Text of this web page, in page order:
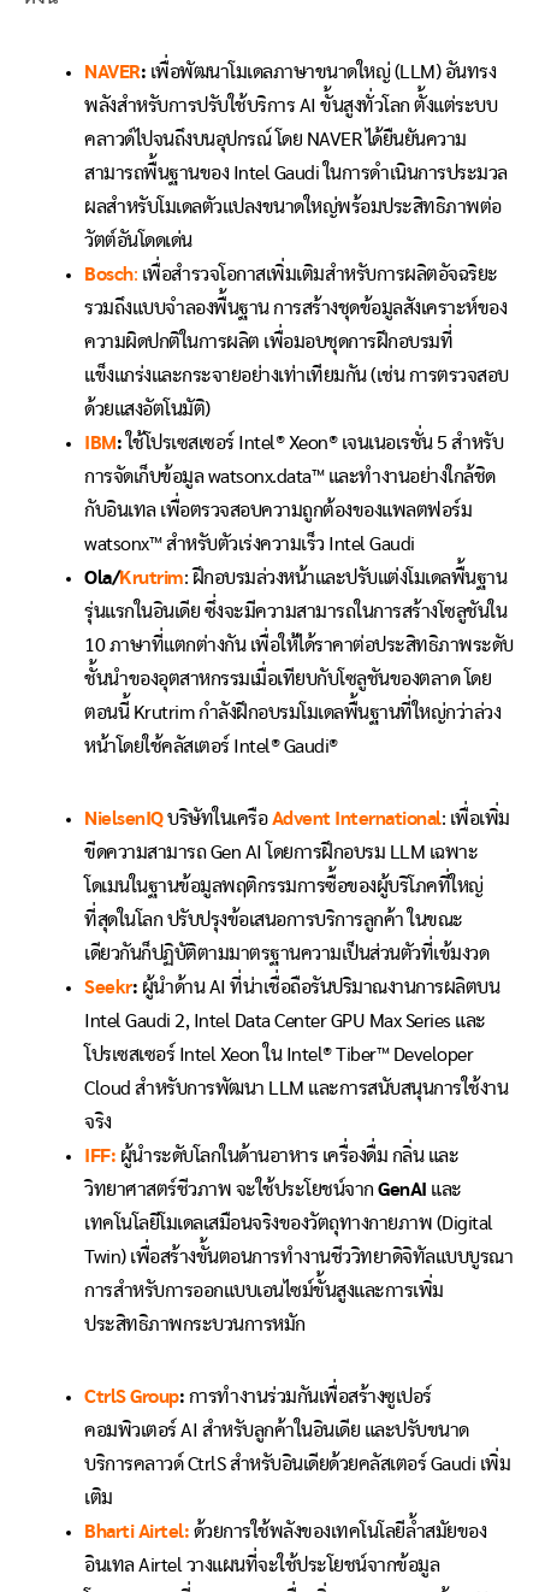
NAVER: เพื่อพัฒนาโมเดลภาษาขนาดใหญ่ (LLM) อันทรง
พลังสำหรับการปรับใช้บริการ AI ขั้นสูงทั่วโลก ตั้งแต่ระบบ
คลาวด์ไปจนถึงบนอุปกรณ์ โดย NAVER ได้ยืนยันความ
สามารถพื้นฐานของ Intel Gaudi ในการดำเนินการประมวล
ผลสำหรับโมเดลตัวแปลงขนาดใหญ่พร้อมประสิทธิภาพต่อ
วัตต์อันโดดเด่น
Bosch: เพื่อสำรวจโอกาสเพิ่มเติมสำหรับการผลิตอัจฉริยะ
รวมถึงแบบจำลองพื้นฐาน การสร้างชุดข้อมูลสังเคราะห์ของ
ความผิดปกติในการผลิต เพื่อมอบชุดการฝึกอบรมที่
แข็งแกร่งและกระจายอย่างเท่าเทียมกัน (เช่น การตรวจสอบ
ด้วยแสงอัตโนมัติ)
IBM : ใช้โปรเซสเซอร์ Intel® Xeon® เจนเนอเรชั่น 5 สำหรับ
การจัดเก็บข้อมูล watsonx.data™ และทำงานอย่างใกล้ชิด
กับอินเทล เพื่อตรวจสอบความถูกต้องของแพลตฟอร์ม
watsonx™ สำหรับตัวเร่งความเร็ว Intel Gaudi
Ola/Krutrim: ฝึกอบรมล่วงหน้าและปรับแต่งโมเดลพื้นฐาน
รุ่นแรกในอินเดีย ซึ่งจะมีความสามารถในการสร้างโซลูชันใน
10 ภาษาที่แตกต่างกัน เพื่อให้ได้ราคาต่อประสิทธิภาพระดับ
ชั้นนำของอุตสาหกรรมเมื่อเทียบกับโซลูชันของตลาด โดย
ตอนนี้ Krutrim กำลังฝึกอบรมโมเดลพื้นฐานที่ใหญ่กว่าล่วง
หน้าโดยใช้คลัสเตอร์ Intel® Gaudi®
NielsenIQบริษัทในเครือAdvent International: เพื่อเพิ่ม
ขีดความสามารถ Gen AI โดยการฝึกอบรม LLM เฉพาะ
โดเมนในฐานข้อมูลพฤติกรรมการซื้อของผู้บริโภคที่ใหญ่
ที่สุดในโลก ปรับปรุงข้อเสนอการบริการลูกค้า ในขณะ
เดียวกันก็ปฏิบัติตามมาตรฐานความเป็นส่วนตัวที่เข้มงวด
Seekr: ผู้นำด้าน AI ที่น่าเชื่อถือรันปริมาณงานการผลิตบน
Intel Gaudi 2, Intel Data Center GPU Max Series และ
โปรเซสเซอร์ Intel Xeon ใน Intel® Tiber™ Developer
Cloud สำหรับการพัฒนา LLM และการสนับสนุนการใช้งาน
จริง
IFF: ผู้นำระดับโลกในด้านอาหาร เครื่องดื่ม กลิ่น และ
วิทยาศาสตร์ชีวภาพ จะใช้ประโยชน์จาก GenAI และ
เทคโนโลยีโมเดลเสมือนจริงของวัตถุทางกายภาพ (Digital
Twin) เพื่อสร้างขั้นตอนการทำงานชีววิทยาดิจิทัลแบบบูรณา
การสำหรับการออกแบบเอนไซม์ขั้นสูงและการเพิ่ม
ประสิทธิภาพกระบวนการหมัก
CtrlS Group: การทำงานร่วมกันเพื่อสร้างซูเปอร์
คอมพิวเตอร์ AI สำหรับลูกค้าในอินเดีย และปรับขนาด
บริการคลาวด์ CtrlS สำหรับอินเดียด้วยคลัสเตอร์ Gaudi เพิ่ม
เติม
Bharti Airtel: ด้วยการใช้พลังของเทคโนโลยีล้ำสมัยของ
อินเทล Airtel วางแผนที่จะใช้ประโยชน์จากข้อมูล